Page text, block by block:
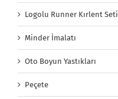
Logolu Runner Kırlent Seti
Minder İmalatı
Oto Boyun Yastıkları
Peçete